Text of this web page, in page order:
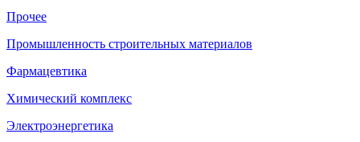
Прочее
Промышленность строительных материалов
Фармацевтика
Химический комплекс
Электроэнергетика